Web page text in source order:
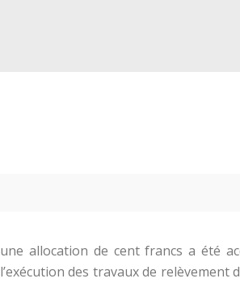
une allocation de cent francs a été
l’exécution des travaux de